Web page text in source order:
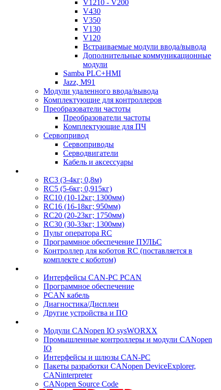
V1210 - V200
V430
V350
V130
V120
Встраиваемые модули ввода/вывода
Дополнительные коммуникационные
модули
Samba PLC+HMI
Jazz, M91
Модули удаленного ввода/вывода
Комплектующие для контроллеров
Преобразователи частоты
Преобразователи частоты
Комплектующие для ПЧ
Сервопривод
Сервоприводы
Серводвигатели
Кабель и аксессуары
RC3 (3-4кг; 0,8м)
RC5 (5-6кг; 0,915кг)
RC10 (10-12кг; 1300мм)
RC16 (16-18кг; 950мм)
RC20 (20-23кг; 1750мм)
RC30 (30-33кг; 1300мм)
Пульт оператора RC
Программное обеспечение ПУЛЬС
Контроллер для коботов RC (поставляется в
комплекте с коботом)
Интерфейсы CAN-PC PCAN
Программное обеспечение
PCAN кабель
Диагностика/Дисплеи
Другие устройства и ПО
Модули CANopen IO sysWORXX
Промышленные контроллеры и модули CANopen
IO
Интерфейсы и шлюзы CAN-PC
Пакеты разработки CANopen DeviceExplorer,
CANinterpreter
CANopen Source Code